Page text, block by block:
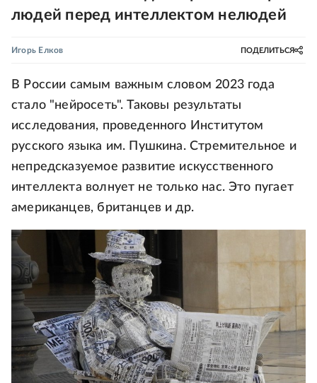
людей перед интеллектом нелюдей
Игорь Елков ПОДЕЛИТЬСЯ
В России самым важным словом 2023 года
стало "нейросеть". Таковы результаты
исследования, проведенного Институтом
русского языка им. Пушкина. Стремительное и
непредсказуемое развитие искусственного
интеллекта волнует не только нас. Это пугает
американцев, британцев и др.